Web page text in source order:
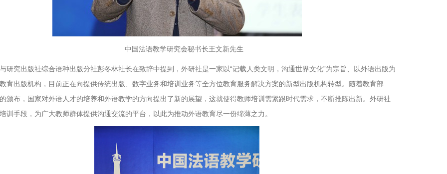
中国法语教学研究会秘书长王文新先生
研究出版社综合语种出版分社彭冬林社长在致辞中提到，外研社是一家以“记载人类文明，沟通世界文化”为宗旨、以外语出版为
育出版机构，目前正在向提供传统出版、数字业务和培训业务等全方位教育服务解决方案的新型出版机构转型。随着教育部
的颁布，国家对外语人才的培养和外语教学的方向提出了新的展望，这就使得教师培训需紧跟时代需求，不断推陈出新。外研社
训手段，为广大教师群体提供沟通交流的平台，以此为推动外语教育尽一份绵薄之力。